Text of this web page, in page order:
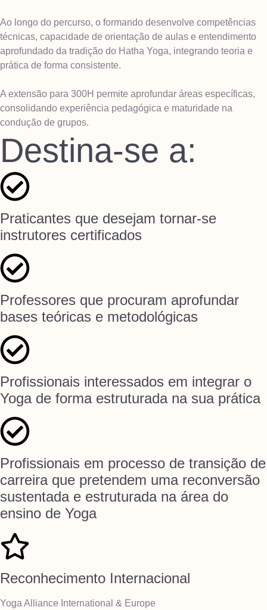
Ao longo do percurso, o formando desenvolve competências
técnicas, capacidade de orientação de aulas e entendimento
aprofundado da tradição do Hatha Yoga, integrando teoria e
prática de forma consistente.
A extensão para 300H permite aprofundar áreas específicas,
consolidando experiência pedagógica e maturidade na
condução de grupos.
Destina-se a:
Praticantes que desejam tornar-se
instrutores certificados
Professores que procuram aprofundar
bases teóricas e metodológicas
Profissionais interessados em integrar o
Yoga de forma estruturada na sua prática
Profissionais em processo de transição de
carreira que pretendem uma reconversão
sustentada e estruturada na área do
ensino de Yoga
Reconhecimento Internacional
Yoga Alliance International & Europe